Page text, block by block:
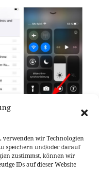
verwenden wir Technologien
speichern und/oder darauf
zustimmst, können wir
IDs auf dieser Website
Tippen Sie auf das
in der Liste Ihrer